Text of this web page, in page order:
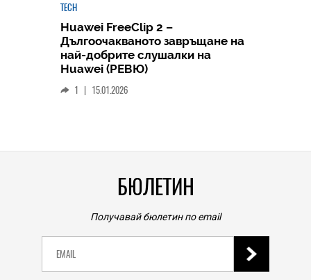
TECH
Huawei FreeClip 2 –
Дългоочакваното завръщане на
най-добрите слушалки на
Huawei (РЕВЮ)
1 | 15.01.2026
БЮЛЕТИН
Получавай бюлетин по email